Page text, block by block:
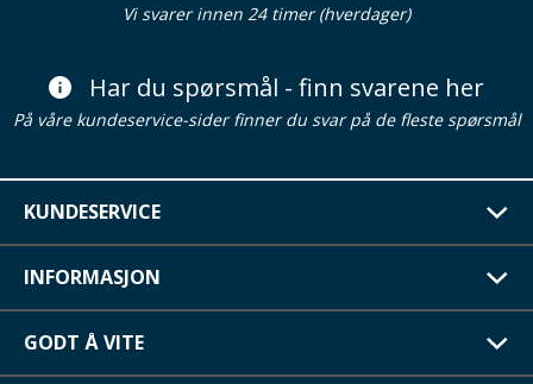
Vi svarer innen 24 timer (hverdager)
Har du spørsmål - finn svarene her
På våre kundeservice-sider finner du svar på de fleste spørsmål
KUNDESERVICE
INFORMASJON
GODT Å VITE